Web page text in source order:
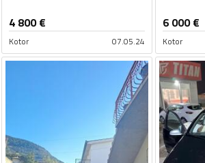
4 800€
Kotor 07.05.24
6 000€
Kotor